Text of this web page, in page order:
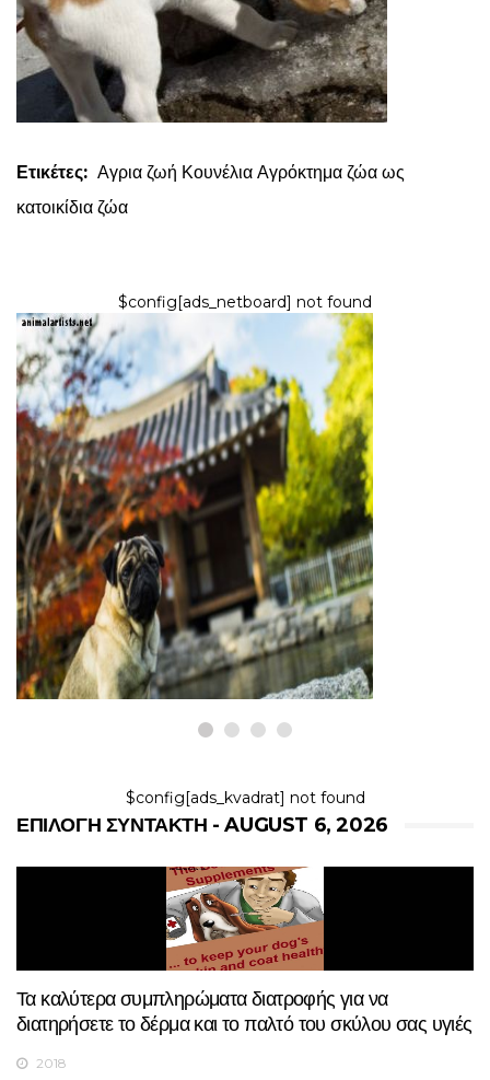
Ετικέτες: Αγρια ζωή Κουνέλια Αγρόκτημα ζώα ως
κατοικίδια ζώα
$config[ads_netboard] not found
ΣΚΎΛΟΙ
Η Ιστορία των Pugs στην Αρχαία
Κίνα
6,2026
$config[ads_kvadrat] not found
ΕΠΙΛΟΓΉ ΣΥΝΤΆΚΤΗ - AUGUST 6, 2026
Τα καλύτερα συμπληρώματα διατροφής για να
διατηρήσετε το δέρμα και το παλτό του σκύλου σας υγιές
2018